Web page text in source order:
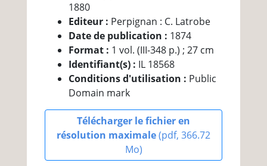
1880
Editeur : Perpignan : C. Latrobe
Date de publication : 1874
Format : 1 vol. (III-348 p.) ; 27 cm
Identifiant(s) : IL 18568
Conditions d'utilisation : Public
Domain mark
Télécharger le fichier en
résolution maximale(pdf, 366.72
Mo)